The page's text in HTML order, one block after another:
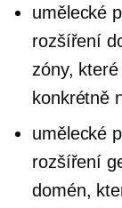
umělecké
rozšíření
zóny,
konkrétně
umělecké
rozšíření
domén,